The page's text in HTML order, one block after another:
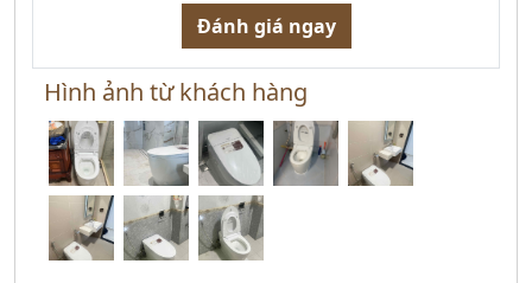
Đánh giá ngay
Hình ảnh từ khách hàng